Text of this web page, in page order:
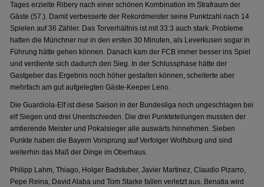
Tages erzielte Ribery nach einer schönen Kombination im Strafraum der
Gäste (57.). Damit verbesserte der Rekordmeister seine Punktzahl nach 14
Spielen auf 36 Zähler. Das Torverhältnis ist mit 33:3 auch stark. Probleme
hatten die Münchner nur in den ersten 30 Minuten, als Leverkusen sogar in
Führung hätte gehen können. Danach kam der FCB immer besser ins Spiel
und verdiente sich dadurch den Sieg. In der Schlussphase hätte der
Gastgeber das Ergebnis noch höher gestalten können, scheiterte aber
mehrfach am gut aufgelegten Gäste-Keeper Leno.
Die Guardiola-Elf ist diese Saison in der Bundesliga noch ungeschlagen bei
elf Siegen und drei Unentschieden. Die drei Punkteteilungen mussten der
amtierende Meister und Pokalsieger alle auswärts hinnehmen. Sieben
Punkte haben die Bayern Vorsprung auf Verfolger Wolfsburg und sind
weiterhin das Maß der Dinge im Oberhaus.
Philipp Lahm, Thiago, Holger Badstuber, Javier Martinez, Claudio Pizarro,
Pepe Reina, David Alaba und Tom Starke fallen verletzt aus. Benatia wird